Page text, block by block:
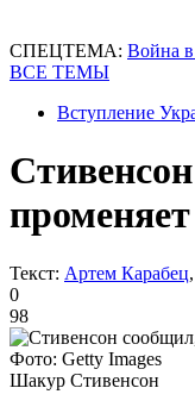
СПЕЦТЕМА: Война
ВСЕ ТЕМЫ
Вступление
Текст: Артем Карабец
0
98
Фото: Getty Images
Шакур Стивенсон